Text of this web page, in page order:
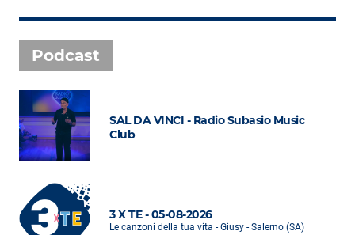
Podcast
SAL DA VINCI - Radio Subasio Music
Club
3 X TE - 05-08-2026
Le canzoni della tua vita - Giusy - Salerno (SA)